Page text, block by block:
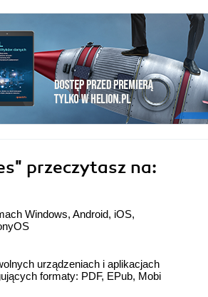
przeczytasz na:
Windows, Android, iOS,
urządzeniach i aplikacjach
formaty: PDF, EPub, Mobi